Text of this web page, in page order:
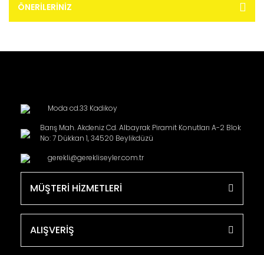
ÖNERILERINIZ
Moda cd.33 Kadikoy
Barış Mah. Akdeniz Cd. Albayrak Piramit Konutları A-2 Blok
No: 7 Dükkan 1, 34520 Beylikdüzü
gerekli@gerekliseyler.com.tr
MÜŞTERİ HİZMETLERİ
ALIŞVERİŞ